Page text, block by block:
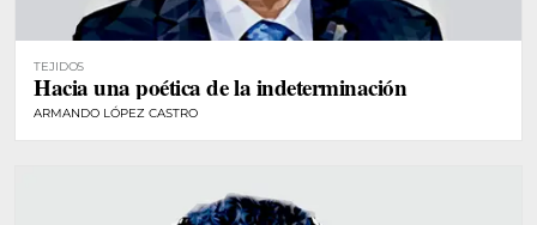
TEJIDOS
Hacia una poética de la indeterminación
ARMANDO LÓPEZ CASTRO